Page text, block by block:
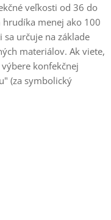
veľkosti od 36 do
menej ako 100
sa určuje na základe
materiálov. Ak viete,
konfekčnej
(za symbolický